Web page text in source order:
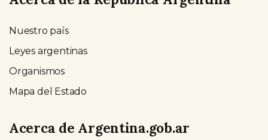
Nuestro país
Leyes argentinas
Organismos
Mapa del Estado
Acerca de Argentina.gob.ar